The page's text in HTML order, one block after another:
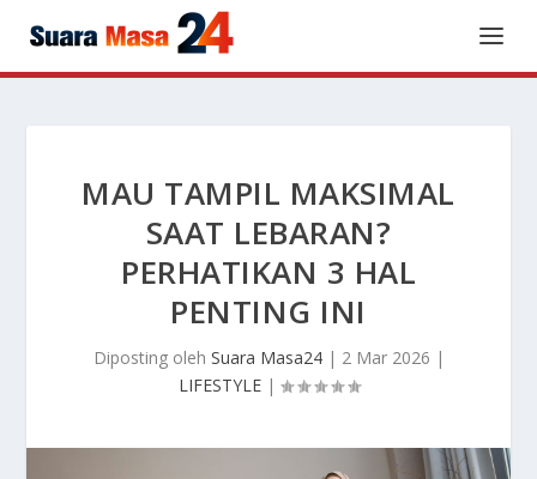
MAU TAMPIL MAKSIMAL
SAAT LEBARAN?
PERHATIKAN 3 HAL
PENTING INI
Diposting oleh Suara Masa24| 2 Mar 2026 |
LIFESTYLE|